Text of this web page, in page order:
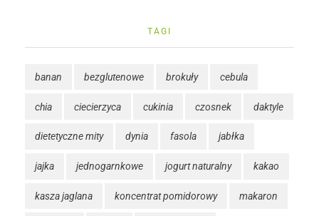
TAGI
banan bezglutenowe brokuły cebula
chia ciecierzyca cukinia czosnek daktyle
dietetyczne mity dynia fasola jabłka
jajka jednogarnkowe jogurt naturalny kakao
kasza jaglana koncentrat pomidorowy makaron